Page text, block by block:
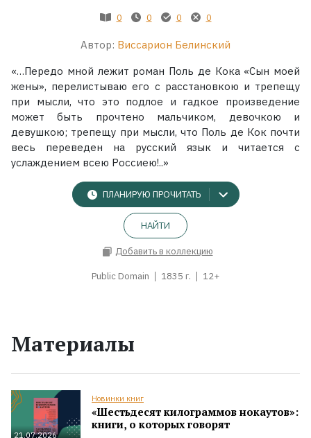
0 0 0 0
Автор: Виссарион Белинский
«…Передо мной лежит роман Поль де Кока «Сын моей
жены», перелистываю его с расстановкою и трепещу
при мысли, что это подлое и гадкое произведение
может быть прочтено мальчиком, девочкою и
девушкою; трепещу при мысли, что Поль де Кок почти
весь переведен на русский язык и читается с
услаждением всею Россиею!..»
ПЛАНИРУЮ ПРОЧИТАТЬ
НАЙТИ
Добавить в коллекцию
Public Domain 1835 г. 12+
Материалы
21.07.2026
Новинки книг
«Шестьдесят килограммов нокаутов»:
книги, о которых говорят